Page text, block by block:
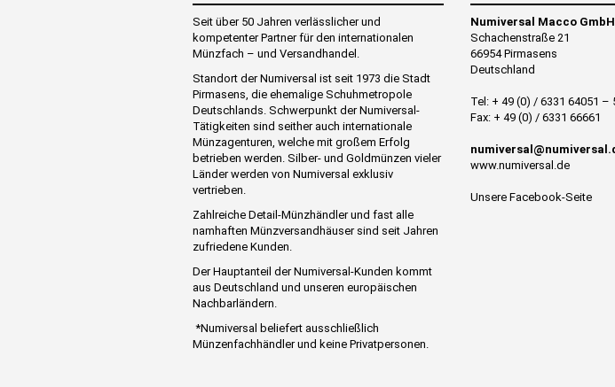
Seit über 50 Jahren verlässlicher und
kompetenter Partner für den internationalen
Münzfach – und Versandhandel.
Standort der Numiversal ist seit 1973 die Stadt
Pirmasens, die ehemalige Schuhmetropole
Deutschlands. Schwerpunkt der Numiversal-
Tätigkeiten sind seither auch internationale
Münzagenturen, welche mit großem Erfolg
betrieben werden. Silber- und Goldmünzen vieler
Länder werden von Numiversal exklusiv
vertrieben.
Zahlreiche Detail-Münzhändler und fast alle
namhaften Münzversandhäuser sind seit Jahren
zufriedene Kunden.
Der Hauptanteil der Numiversal-Kunden kommt
aus Deutschland und unseren europäischen
Nachbarländern.
*Numiversal beliefert ausschließlich
Münzenfachhändler und keine Privatpersonen.
Numiversal Macco GmbH
Schachenstraße 21
66954 Pirmasens
Deutschland
Tel: + 49 (0) / 6331 64051 –
Fax: + 49 (0) / 6331 66661
www.numiversal.de
Unsere Facebook-Seite